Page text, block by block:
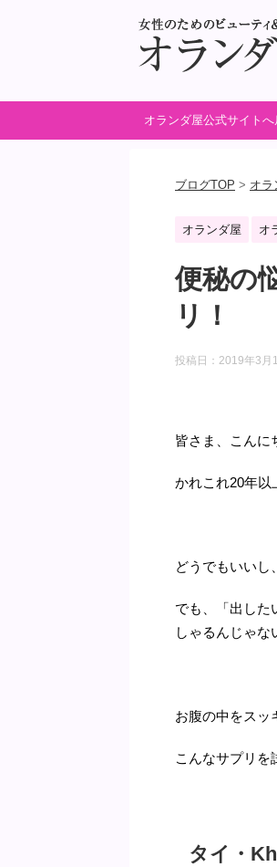
オランダ屋公式サイトへ
ブログTOP > オラ
オランダ屋 オ
便秘の
リ！
投稿日： 2019年3月
皆さま、こんに
かれこれ20年以
どうでもいいし
でも、「出した
しゃるんじゃな
お腹の中をスッ
こんなサプリを
タイ・